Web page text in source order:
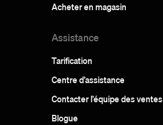
Acheter en magasin
Assistance
Tarification
Centre d’assistance
Contacter l’équipe des ventes
Blogue